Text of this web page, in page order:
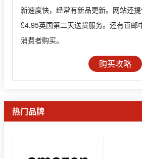
新速度快，经常有新品更新。网站还提
£4.95英国第二天送货服务。还有直邮
消费者购买。
购买攻略
热门品牌